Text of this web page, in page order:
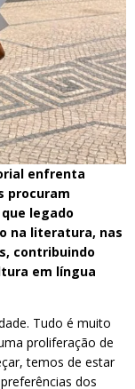
enfrenta
procuram
legado
na literatura, nas
contribuindo
em língua
Tudo é muito
proliferação de
temos de estar
dos